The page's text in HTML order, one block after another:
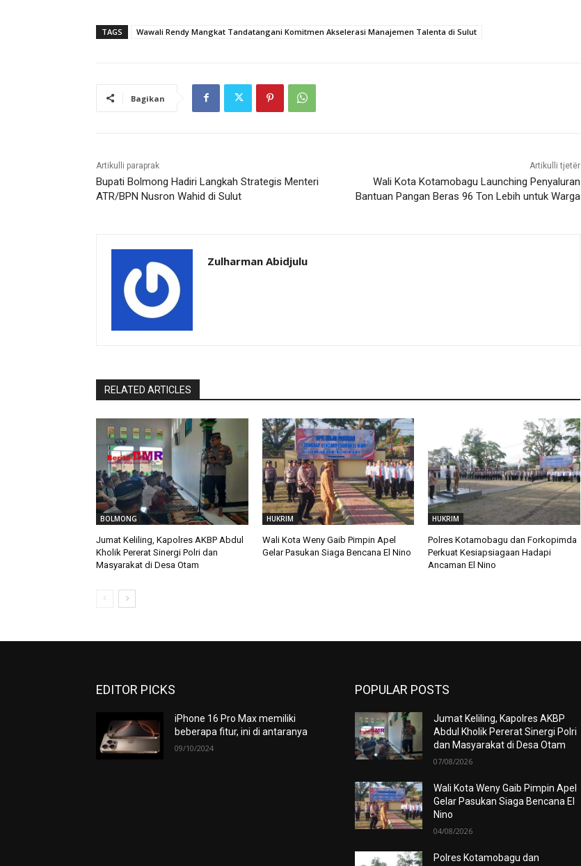
TAGS Wawali Rendy Mangkat Tandatangani Komitmen Akselerasi Manajemen Talenta di Sulut
Bagikan
Artikulli paraprak
Bupati Bolmong Hadiri Langkah Strategis Menteri
ATR/BPN Nusron Wahid di Sulut
Artikulli tjetër
Wali Kota Kotamobagu Launching Penyaluran
Bantuan Pangan Beras 96 Ton Lebih untuk Warga
Zulharman Abidjulu
RELATED ARTICLES
BOLMONG
Jumat Keliling, Kapolres AKBP Abdul
Kholik Pererat Sinergi Polri dan
Masyarakat di Desa Otam
HUKRIM
Wali Kota Weny Gaib Pimpin Apel
Gelar Pasukan Siaga Bencana El Nino
HUKRIM
Polres Kotamobagu dan Forkopimda
Perkuat Kesiapsiagaan Hadapi
Ancaman El Nino
EDITOR PICKS
iPhone 16 Pro Max memiliki
beberapa fitur, ini di antaranya
09/10/2024
POPULAR POSTS
Jumat Keliling, Kapolres AKBP
Abdul Kholik Pererat Sinergi Polri
dan Masyarakat di Desa Otam
07/08/2026
Wali Kota Weny Gaib Pimpin Apel
Gelar Pasukan Siaga Bencana El
Nino
04/08/2026
Polres Kotamobagu dan